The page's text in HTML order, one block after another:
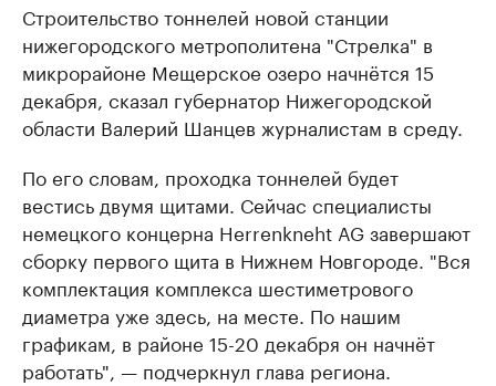
Строительство тоннелей новой станции
нижегородского метрополитена "Стрелка" в
микрорайоне Мещерское озеро начнётся 15
декабря, сказал губернатор Нижегородской
области Валерий Шанцев журналистам в среду.
По его словам, проходка тоннелей будет
вестись двумя щитами. Сейчас специалисты
немецкого концерна Herrenkneht AG завершают
сборку первого щита в Нижнем Новгороде. "Вся
комплектация комплекса шестиметрового
диаметра уже здесь, на месте. По нашим
графикам, в районе 15-20 декабря он начнёт
работать", — подчеркнул глава региона.